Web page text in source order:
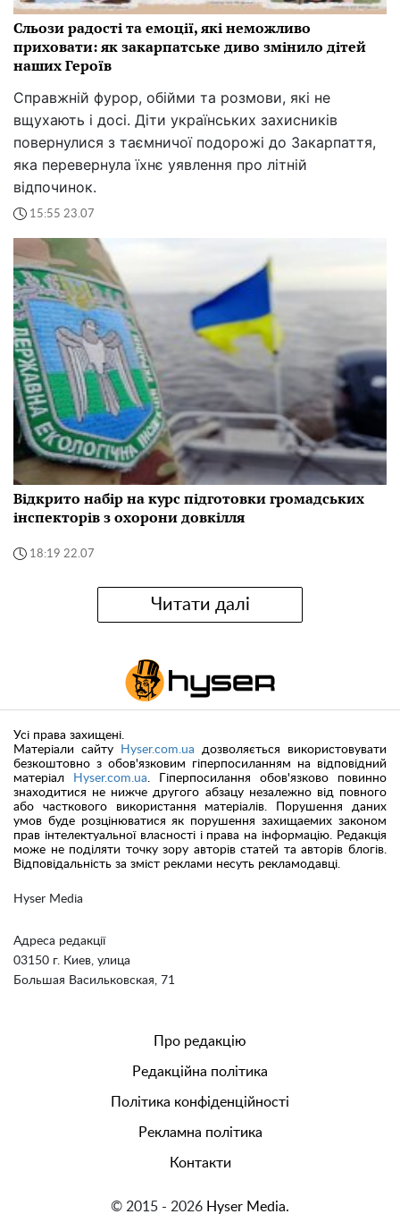
Сльози радості та емоції, які неможливо
приховати: як закарпатське диво змінило дітей
наших Героїв
Справжній фурор, обійми та розмови, які не
вщухають і досі. Діти українських захисників
повернулися з таємничої подорожі до Закарпаття,
яка перевернула їхнє уявлення про літній
відпочинок.
15:55 23.07
Відкрито набір на курс підготовки громадських
інспекторів з охорони довкілля
18:19 22.07
Читати далі
Hyser Media
Адреса редакції
03150 г. Киев, улица
Большая Васильковская, 71
Усі права захищені.
Матеріали сайту
Hyser.com.ua дозволяється використовувати
безкоштовно з обов'язковим гіперпосиланням на відповідний
матеріал
Hyser.com.ua. Гіперпосилання обов'язково повинно
знаходитися не нижче другого абзацу незалежно від повного
або часткового використання матеріалів. Порушення даних
умов буде розцінюватися як порушення захищаемих законом
прав інтелектуальної власності і права на інформацію. Редакція
може не поділяти точку зору авторів статей та авторів блогів.
Відповідальність за зміст реклами несуть рекламодавці.
Про редакцію
Редакційна політика
Політика конфіденційності
Рекламна політика
Контакти
© 2015 - 2026 Hyser Media.